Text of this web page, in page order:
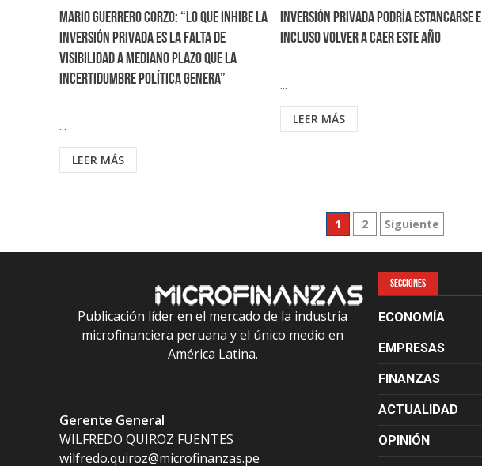
Mario Guerrero Corzo: “Lo que inhibe la
inversión privada es la falta de
visibilidad a mediano plazo que la
incertidumbre política genera”
...
LEER MÁS
Inversión privada podría estancarse e
incluso volver a caer este año
...
LEER MÁS
Paginación
de
entradas
1 2 Siguiente
Publicación líder en el mercado de la industria
microfinanciera peruana y el único medio en
América Latina.
Gerente General
WILFREDO QUIROZ FUENTES
wilfredo.quiroz@microfinanzas.pe
SECCIONES
ECONOMÍA
EMPRESAS
FINANZAS
ACTUALIDAD
OPINIÓN